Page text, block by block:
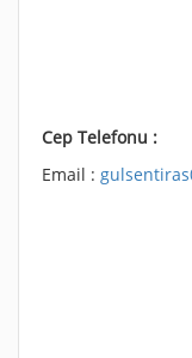
Cep Telefonu :
Email :